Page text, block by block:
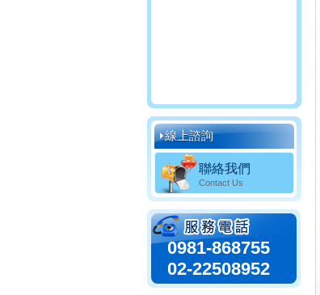
線上諮詢
聯絡我們
Contact Us
0981-868755
02-22508952